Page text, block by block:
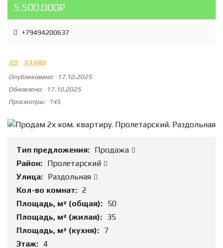
5.500.000₽
+79494200637
ID: 33380
Опубликовано:
17.10.2025
Обновлено:
17.10.2025
Просмотры:
145
Тип предложения: Продажа
Район: Пролетарский
Улица: Раздольная
Кол-во комнат: 2
Площадь, м² (общая): 50
Площадь, м² (жилая): 35
Площадь, м² (кухня): 7
Этаж: 4